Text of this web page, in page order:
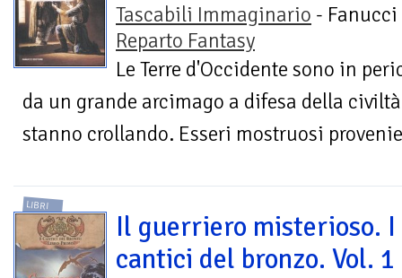
Tascabili Immaginario - Fanucci
Reparto Fantasy
Le Terre d'Occidente sono in
da un grande arcimago a difesa della
stanno crollando. Esseri mostruosi
LIBRI
Il guerriero misterioso. I
cantici del bronzo. Vol. 1